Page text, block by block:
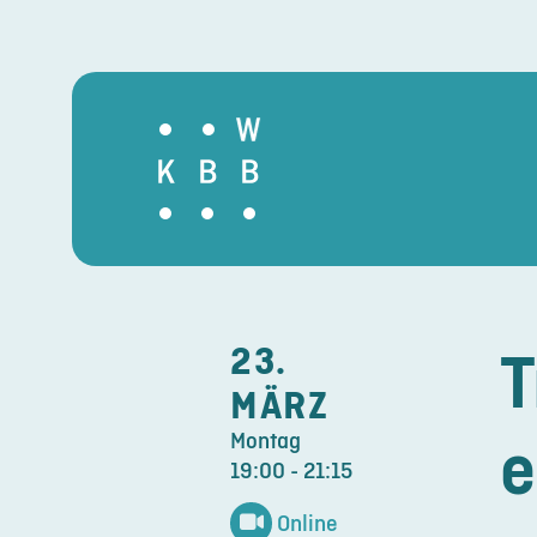
23.
MÄRZ
Montag
19:00 - 21:15
Online